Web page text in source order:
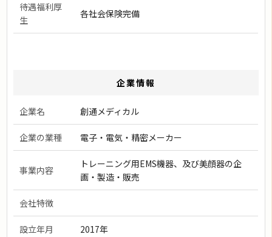
待遇福利厚
生
各社会保険完備
企業情報
企業名 創通メディカル
企業の業種 電子・電気・精密メーカー
事業内容
トレーニング用EMS機器、及び美顔器の企
画・製造・販売
会社特徴
設立年月 2017年